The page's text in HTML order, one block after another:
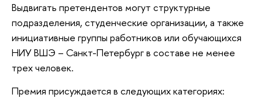
Выдвигать претендентов могут структурные
подразделения, студенческие организации, а также
инициативные группы работников или обучающихся
НИУ ВШЭ – Санкт-Петербург в составе не менее
трех человек.
Премия присуждается в следующих категориях: